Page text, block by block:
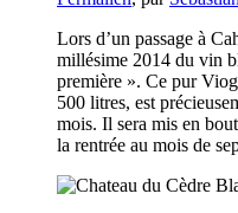
Lors d’un passage à
millésime 2014 du vin
première ». Ce pur
500 litres, est
mois. Il sera mis en
la rentrée au mois de